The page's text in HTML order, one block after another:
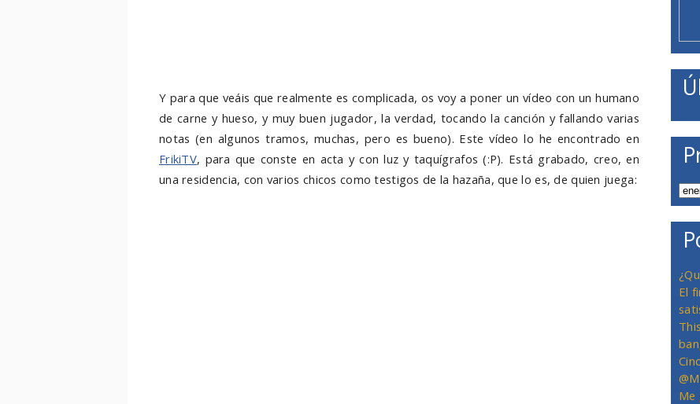
Y para que veáis que realmente es complicada, os voy a poner un vídeo con un humano
de carne y hueso, y muy buen jugador, la verdad, tocando la canción y fallando varias
notas (en algunos tramos, muchas, pero es bueno). Este vídeo lo he encontrado en
FrikiTV, para que conste en acta y con luz y taquígrafos (:P). Está grabado, creo, en
una residencia, con varios chicos como testigos de la hazaña, que lo es, de quien juega:
El
Me